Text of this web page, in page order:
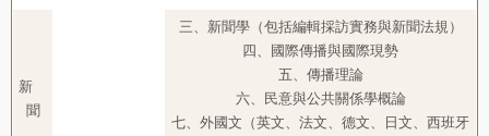
新
聞
三、新聞學（包括編輯採訪實務與新聞法規）
四、國際傳播與國際現勢
五、傳播理論
六、民意與公共關係學概論
七、外國文（英文、法文、德文、日文、西班牙